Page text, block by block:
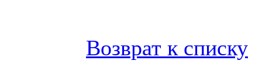
Возврат к списку